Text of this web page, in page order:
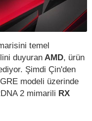
temel
duyuran AMD, ürün
Şimdi Çin'den
modeli üzerinde
2 mimarili RX